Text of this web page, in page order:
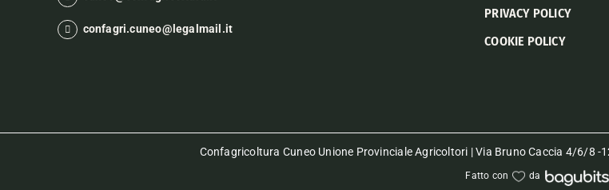
confagri.cuneo@legalmail.it
PRIVACY POLICY
COOKIE POLICY
Confagricoltura Cuneo Unione Provinciale Agricoltori | Via Bruno Caccia 4/6/8 -
Fatto con da